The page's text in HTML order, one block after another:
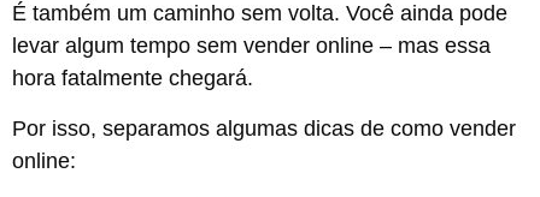
É também um caminho sem volta. Você ainda pode
levar algum tempo sem vender online – mas essa
hora fatalmente chegará.
Por isso, separamos algumas dicas de como vender
online: